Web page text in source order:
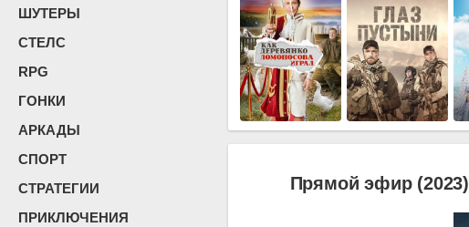
ШУТЕРЫ
СТЕЛС
RPG
ГОНКИ
АРКАДЫ
СПОРТ
СТРАТЕГИИ
ПРИКЛЮЧЕНИЯ
Прямой эфир (2023)